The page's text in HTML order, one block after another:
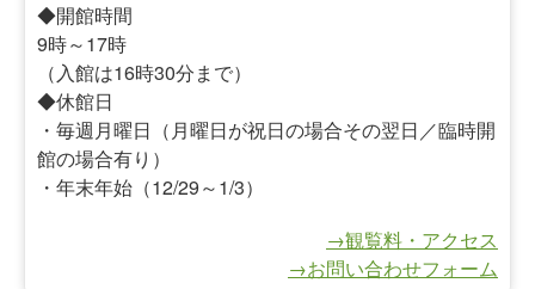
◆開館時間
9時～17時
（入館は16時30分まで）
◆休館日
・毎週月曜日（月曜日が祝日の場合その翌日／臨時開
館の場合有り）
・年末年始（12/29～1/3）
→観覧料・アクセス
→お問い合わせフォーム